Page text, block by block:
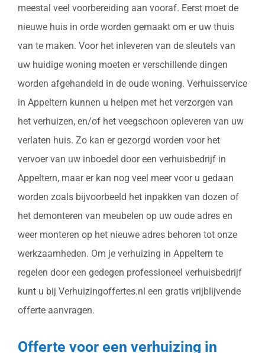
meestal veel voorbereiding aan vooraf. Eerst moet de
nieuwe huis in orde worden gemaakt om er uw thuis
van te maken. Voor het inleveren van de sleutels van
uw huidige woning moeten er verschillende dingen
worden afgehandeld in de oude woning. Verhuisservice
in Appeltern kunnen u helpen met het verzorgen van
het verhuizen, en/of het veegschoon opleveren van uw
verlaten huis. Zo kan er gezorgd worden voor het
vervoer van uw inboedel door een verhuisbedrijf in
Appeltern, maar er kan nog veel meer voor u gedaan
worden zoals bijvoorbeeld het inpakken van dozen of
het demonteren van meubelen op uw oude adres en
weer monteren op het nieuwe adres behoren tot onze
werkzaamheden. Om je verhuizing in Appeltern te
regelen door een gedegen professioneel verhuisbedrijf
kunt u bij Verhuizingoffertes.nl een gratis vrijblijvende
offerte aanvragen.
Offerte voor een verhuizing in